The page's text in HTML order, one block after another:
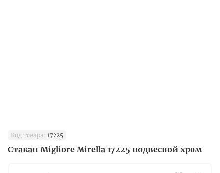
Код товара: 17225
Стакан Migliore Mirella 17225 подвесной хром